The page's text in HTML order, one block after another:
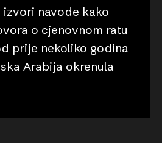
izvori navode kako
o cjenovnom ratu
prije nekoliko godina
Arabija okrenula